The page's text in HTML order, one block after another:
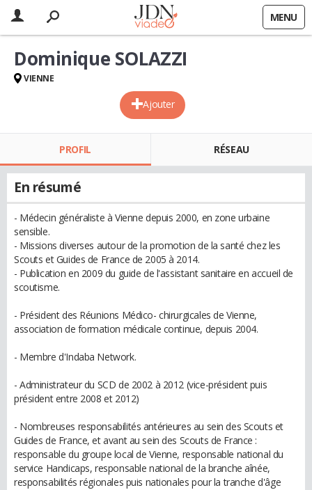
MENU
Ajouter
Dominique SOLAZZI
VIENNE
PROFIL RÉSEAU
En résumé
- Médecin généraliste à Vienne depuis 2000, en zone urbaine
sensible.
- Missions diverses autour de la promotion de la santé chez les
Scouts et Guides de France de 2005 à 2014.
- Publication en 2009 du guide de l'assistant sanitaire en accueil de
scoutisme.
- Président des Réunions Médico- chirurgicales de Vienne,
association de formation médicale continue, depuis 2004.
- Membre d'Indaba Network.
- Administrateur du SCD de 2002 à 2012 (vice-président puis
président entre 2008 et 2012)
- Nombreuses responsabilités antérieures au sein des Scouts et
Guides de France, et avant au sein des Scouts de France :
responsable du groupe local de Vienne, responsable national du
service Handicaps, responsable national de la branche aînée,
responsabilités régionales puis nationales pour la tranche d'âge